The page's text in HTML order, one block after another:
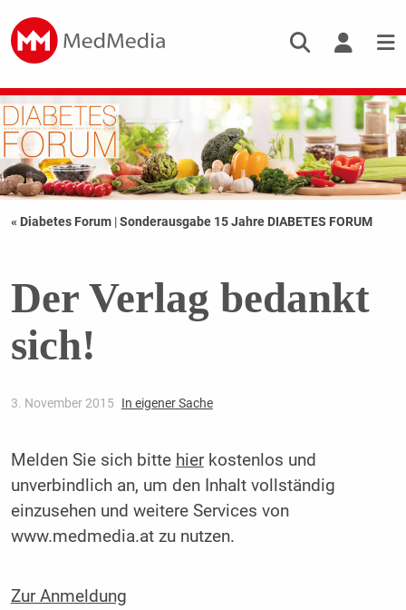
« Diabetes Forum |Sonderausgabe 15 Jahre DIABETES FORUM
Der Verlag bedankt
sich!
3. November 2015 In eigener Sache
Melden Sie sich bitte hierkostenlos und
unverbindlich an, um den Inhalt vollständig
einzusehen und weitere Services von
www.medmedia.at zu nutzen.
Zur Anmeldung